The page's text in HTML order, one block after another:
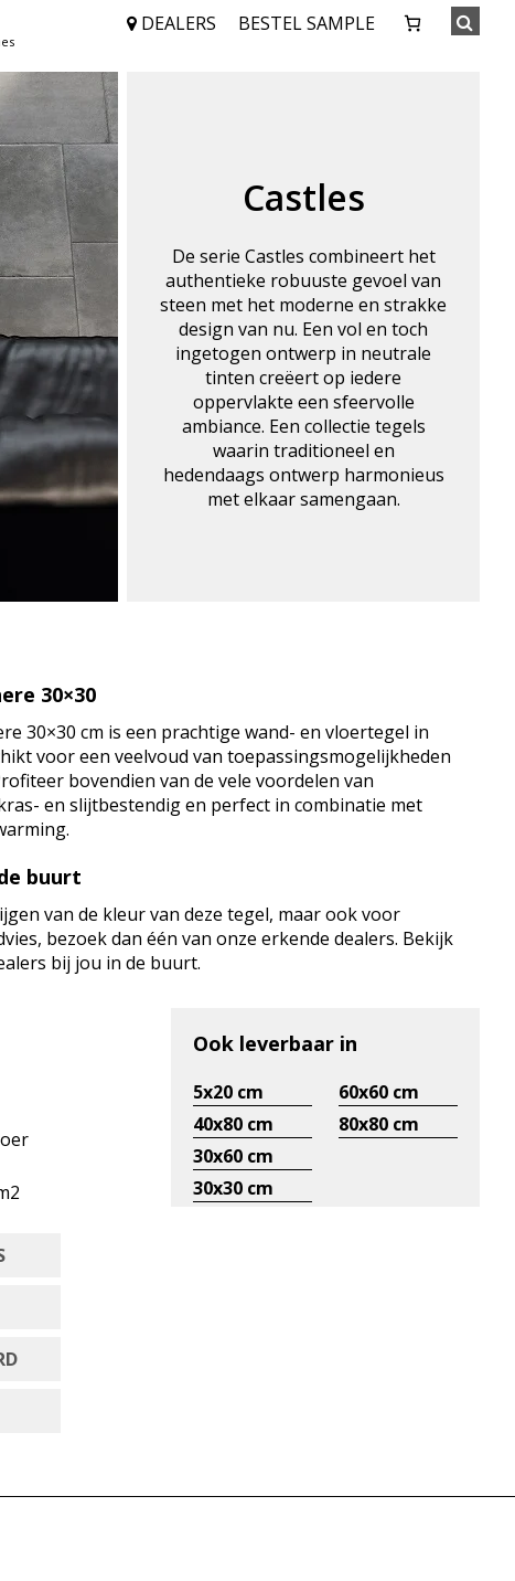
DEALERS BESTEL SAMPLE
Castles
De serie Castles combineert het
authentieke robuuste gevoel van
steen met het moderne en strakke
design van nu. Een vol en toch
ingetogen ontwerp in neutrale
tinten creëert op iedere
oppervlakte een sfeervolle
ambiance. Een collectie tegels
waarin traditioneel en
hedendaags ontwerp harmonieus
met elkaar samengaan.
30×30
30×30 cm is een prachtige wand- en vloertegel in
voor een veelvoud van toepassingsmogelijkheden
bovendien van de vele voordelen van
en slijtbestendig en perfect in combinatie met
buurt
van de kleur van deze tegel, maar ook voor
bezoek dan één van onze erkende dealers. Bekijk
bij jou in de buurt.
Ook leverbaar in
5x20 cm
40x80 cm
30x60 cm
30x30 cm
60x60 cm
80x80 cm